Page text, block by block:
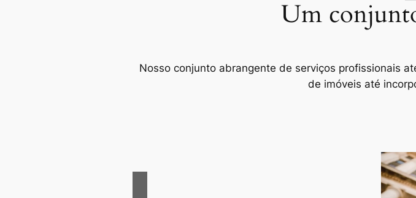
Um
Nosso conjunto abrangente de serviços profissionais
de imóveis até